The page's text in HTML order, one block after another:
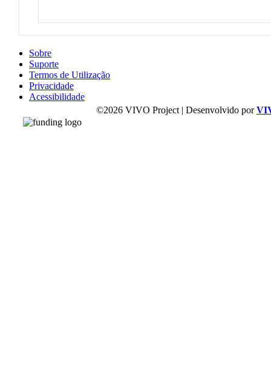
Sobre
Suporte
Termos de Utilização
Privacidade
Acessibilidade
©2026 VIVO Project | Desenvolvido por